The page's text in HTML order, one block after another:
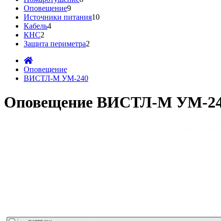
Оповещение9
Источники питания10
Кабель4
КНС2
Защита периметра2
Оповещение
ВИСТЛ-М УМ-240
Оповещение ВИСТЛ-М УМ-